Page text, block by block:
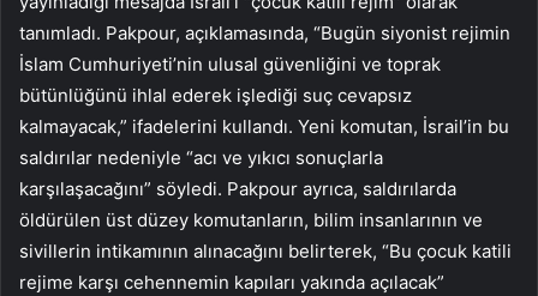
tanımladı. Pakpour, açıklamasında, “Bugün siyonist rejimin
İslam Cumhuriyeti’nin ulusal güvenliğini ve toprak
bütünlüğünü ihlal ederek işlediği suç cevapsız
kalmayacak,” ifadelerini kullandı. Yeni komutan, İsrail’in bu
saldırılar nedeniyle “acı ve yıkıcı sonuçlarla
karşılaşacağını” söyledi. Pakpour ayrıca, saldırılarda
öldürülen üst düzey komutanların, bilim insanlarının ve
sivillerin intikamının alınacağını belirterek, “Bu çocuk katili
rejime karşı cehennemin kapıları yakında açılacak”